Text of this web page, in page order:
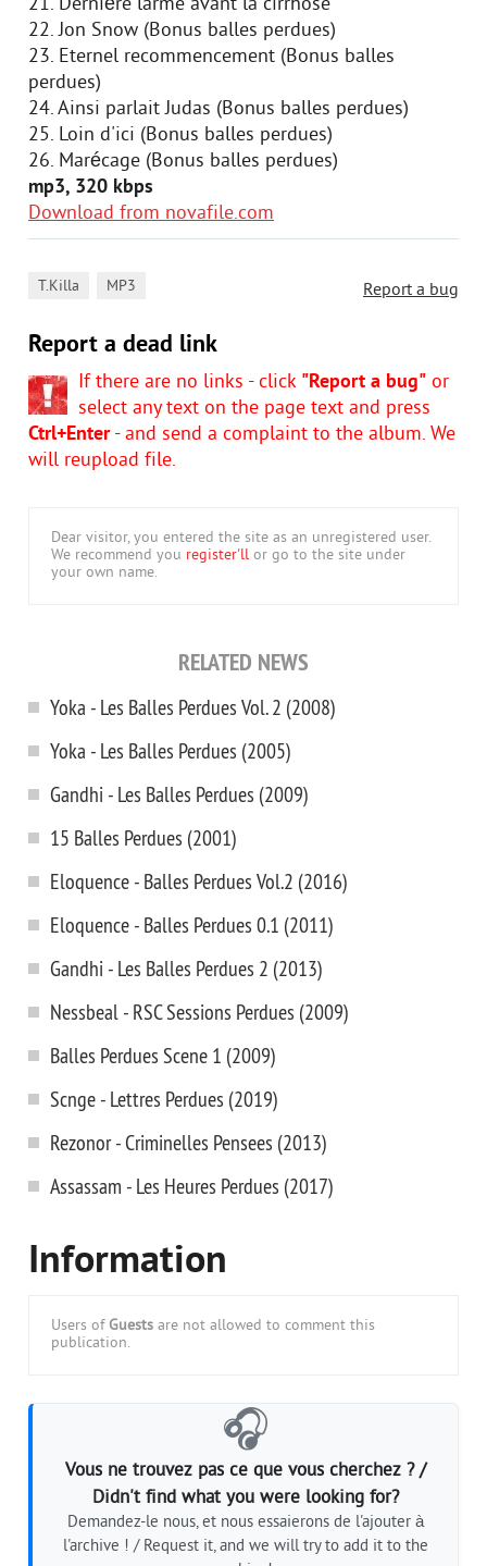
22. Jon Snow (Bonus balles perdues)
23. Eternel recommencement (Bonus balles
perdues)
24. Ainsi parlait Judas (Bonus balles perdues)
25. Loin d'ici (Bonus balles perdues)
26. Marécage (Bonus balles perdues)
mp3, 320 kbps
Download from novafile.com
Report a bug
T.Killa MP3
Report a dead link
If there are no links - click "Report a bug" or
select any text on the page text and press
Ctrl+Enter- and send a complaint to the album. We
will reupload file.
Dear visitor, you entered the site as an unregistered user.
We recommend you register'll or go to the site under
your own name.
RELATED NEWS
Yoka - Les Balles Perdues Vol. 2 (2008)
Yoka - Les Balles Perdues (2005)
Gandhi - Les Balles Perdues (2009)
15 Balles Perdues (2001)
Eloquence - Balles Perdues Vol.2 (2016)
Eloquence - Balles Perdues 0.1 (2011)
Gandhi - Les Balles Perdues 2 (2013)
Nessbeal - RSC Sessions Perdues (2009)
Balles Perdues Scene 1 (2009)
Scnge - Lettres Perdues (2019)
Rezonor - Criminelles Pensees (2013)
Assassam - Les Heures Perdues (2017)
Information
Users of Guests are not allowed to comment this
publication.
🎧
Vous ne trouvez pas ce que vous cherchez ? /
Didn't find what you were looking for?
Demandez-le nous, et nous essaierons de l'ajouter à
l'archive ! / Request it, and we will try to add it to the